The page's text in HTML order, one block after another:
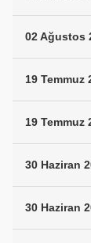
02 Ağustos
19 Temmuz
19 Temmuz
30 Haziran
30 Haziran